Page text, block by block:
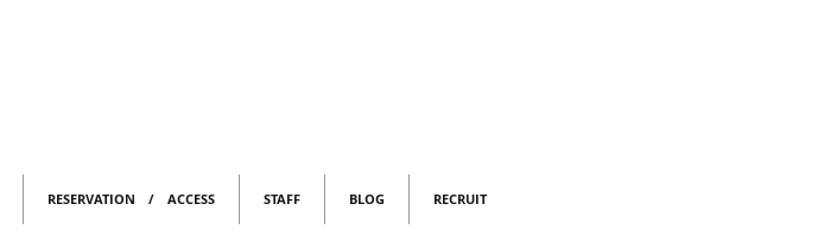
RESERVATION / ACCESS STAFF BLOG RECRUIT